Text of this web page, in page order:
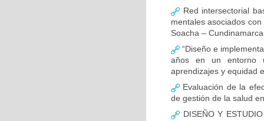
Red intersectorial
mentales asociados
Soacha –
“Diseño e
años en un entorno
aprendizajes y equidad
Evaluación de la
de gestión de la salud
DISEÑO Y